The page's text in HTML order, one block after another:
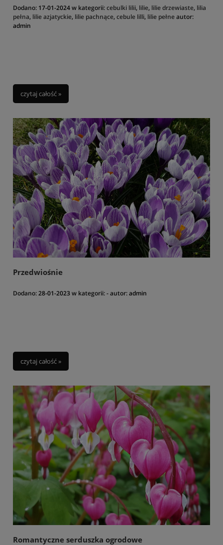
Dodano: 17-01-2024w kategorii:cebulki lilii, lilie, lilie drzewiaste, lilia
pełna, lilie azjatyckie, lilie pachnące, cebule lilli, lilie pełneautor:
admin
czytaj całość »
Przedwiośnie
Dodano:28-01-2023w kategorii:-autor:admin
czytaj całość »
Romantyczne serduszka ogrodowe